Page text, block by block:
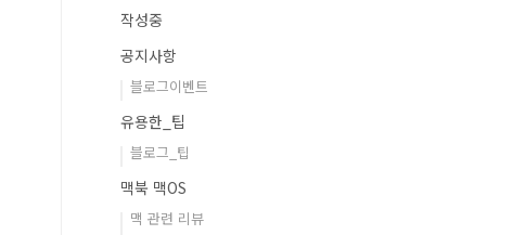
작성중
공지사항
블로그이벤트
유용한_팁
블로그_팁
맥북 맥OS
맥 관련 리뷰